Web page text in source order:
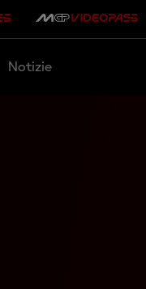
Notizie